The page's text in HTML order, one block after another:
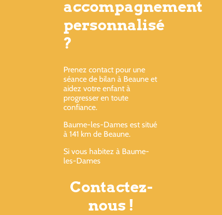
accompagnement
personnalisé
?
Prenez contact pour une
séance de bilan à Beaune et
aidez votre enfant à
progresser en toute
confiance.
Baume-les-Dames est situé
à 141 km de Beaune.
Si vous habitez à Baume-
les-Dames
Contactez-
nous !